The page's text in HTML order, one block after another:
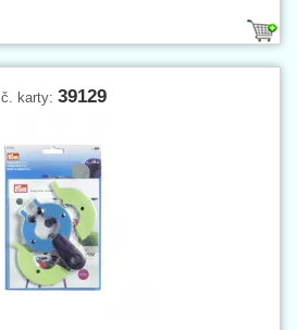
č. karty: 39129